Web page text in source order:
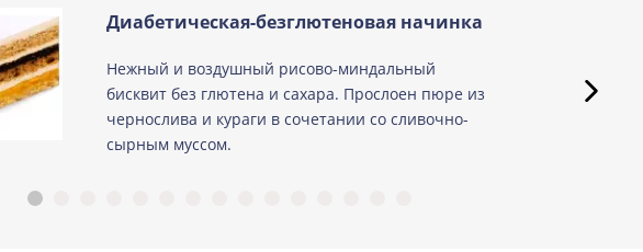
Диабетическая-безглютеновая начинка
Нежный и воздушный рисово-миндальный
бисквит без глютена и сахара. Прослоен пюре из
чернослива и кураги в сочетании со сливочно-
сырным муссом.